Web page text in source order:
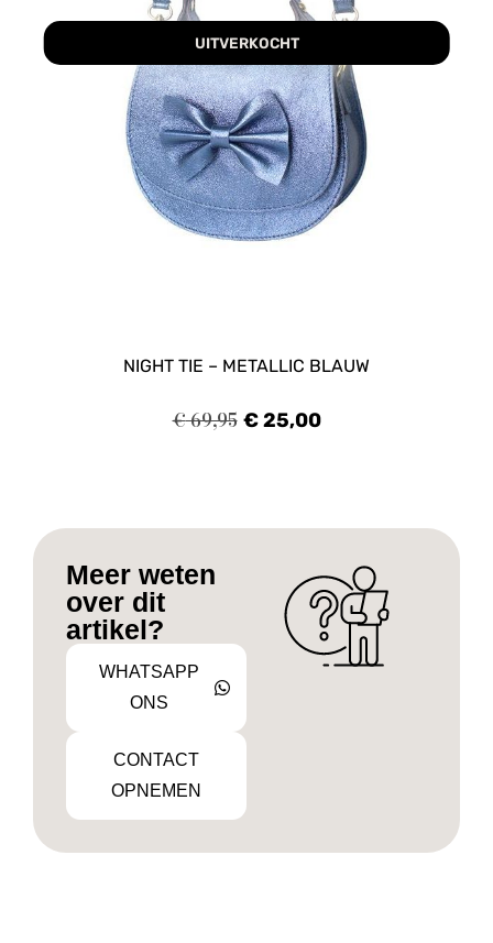
UITVERKOCHT
NIGHT TIE – METALLIC BLAUW
€69,95 €25,00
Meer weten
over dit
artikel?
WHATSAPP
ONS
CONTACT
OPNEMEN